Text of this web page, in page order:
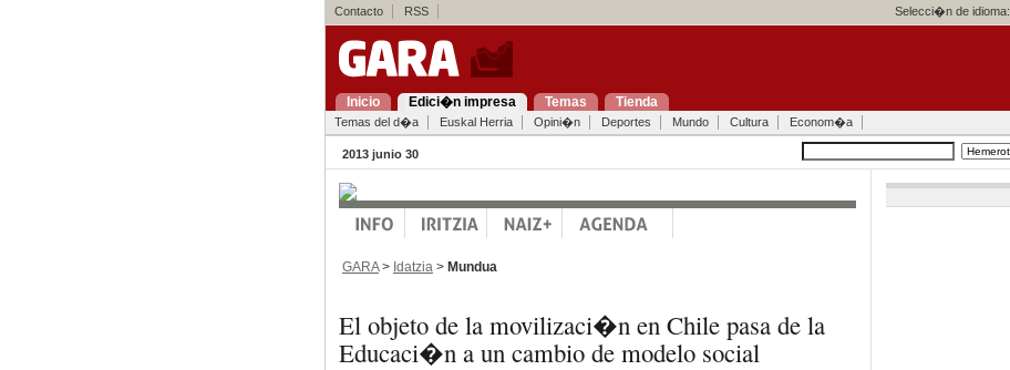
Contacto RSS Selecci�n de idioma:
Inicio Edici�n impresa Temas Tienda
Temas del d�a Euskal Herria Opini�n Deportes Mundo Cultura Econom�a
2013 junio 30
GARA> Idatzia > Mundua
El objeto de la movilizaci�n en Chile pasa de la
Educaci�n a un cambio de modelo social